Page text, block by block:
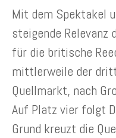
Mit dem Spektakel
steigende
für die britische
mittlerweile der
Quellmarkt, nach
Auf Platz vier folgt
Grund kreuzt die